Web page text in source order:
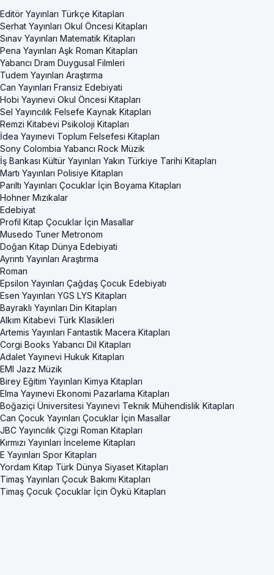
Editör Yayınları Türkçe Kitapları
Serhat Yayınları Okul Öncesi Kitapları
Sınav Yayınları Matematik Kitapları
Pena Yayınları Aşk Roman Kitapları
Yabancı Dram Duygusal Filmleri
Tudem Yayınları Araştırma
Can Yayınları Fransiz Edebiyati
Hobi Yayınevi Okul Öncesi Kitapları
Sel Yayıncılık Felsefe Kaynak Kitapları
Remzi Kitabevi Psikoloji Kitapları
İdea Yayınevi Toplum Felsefesi Kitapları
Sony Colombia Yabancı Rock Müzik
İş Bankası Kültür Yayınları Yakın Türkiye Tarihi Kitapları
Martı Yayınları Polisiye Kitapları
Parıltı Yayınları Çocuklar İçin Boyama Kitapları
Hohner Mızıkalar
Edebiyat
Profil Kitap Çocuklar İçin Masallar
Musedo Tuner Metronom
Doğan Kitap Dünya Edebiyati
Ayrıntı Yayınları Araştırma
Roman
Epsilon Yayınları Çağdaş Çocuk Edebiyatı
Esen Yayınları YGS LYS Kitapları
Bayraklı Yayınları Din Kitapları
Alkım Kitabevi Türk Klasikleri
Artemis Yayınları Fantastik Macera Kitapları
Corgi Books Yabancı Dil Kitapları
Adalet Yayınevi Hukuk Kitapları
EMI Jazz Müzik
Birey Eğitim Yayınları Kimya Kitapları
Elma Yayınevi Ekonomi Pazarlama Kitapları
Boğaziçi Üniversitesi Yayınevi Teknik Mühendislik Kitapları
Can Çocuk Yayınları Çocuklar İçin Masallar
JBC Yayıncılık Çizgi Roman Kitapları
Kırmızı Yayınları İnceleme Kitapları
E Yayınları Spor Kitapları
Yordam Kitap Türk Dünya Siyaset Kitapları
Timaş Yayınları Çocuk Bakımı Kitapları
Timaş Çocuk Çocuklar İçin Öykü Kitapları